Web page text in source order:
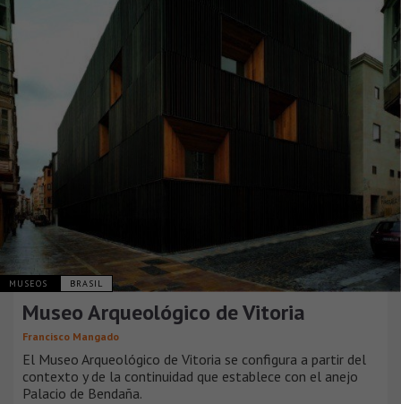
MUSEOS BRASIL
Museo Arqueológico de Vitoria
Francisco Mangado
El Museo Arqueológico de Vitoria se configura a partir del
contexto y de la continuidad que establece con el anejo
Palacio de Bendaña.